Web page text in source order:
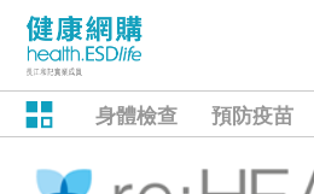
身體檢查 預防疫苗